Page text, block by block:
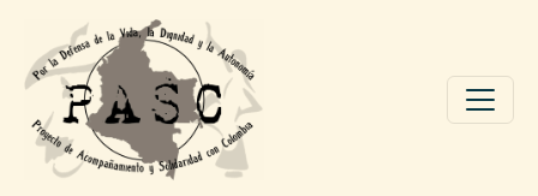
Pasar al contenido principal